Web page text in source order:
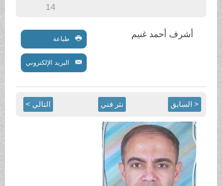
14
أشرف أحمد غنيم طباعة
البريد الإلكتروني
< السابق نثر فني التالي >